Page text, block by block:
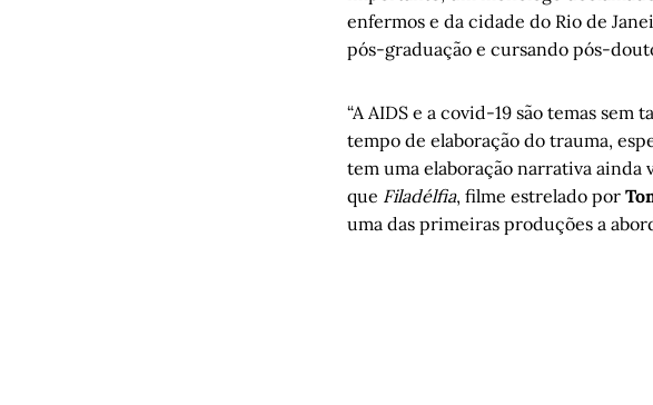
enfermos e da cidade do Rio de
pós-graduação e cursando pós-
“A AIDS e a covid-19 são temas
tempo de elaboração do trauma,
tem uma elaboração narrativa ainda
que Filadélfia, filme estrelado por
uma das primeiras produções a